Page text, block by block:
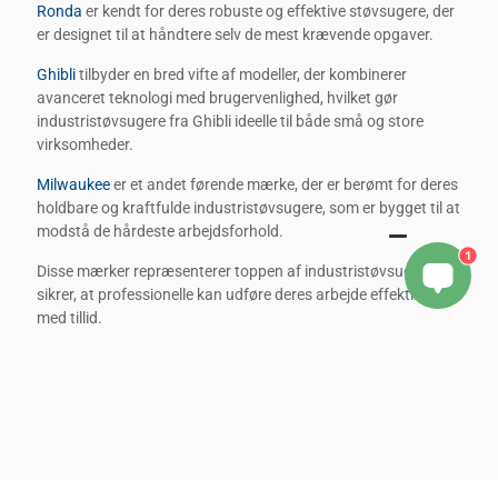
Ronda er kendt for deres robuste og effektive støvsugere, der
er designet til at håndtere selv de mest krævende opgaver.
Ghiblitilbyder en bred vifte af modeller, der kombinerer
avanceret teknologi med brugervenlighed, hvilket gør
industristøvsugere fra Ghibli ideelle til både små og store
virksomheder.
Milwaukeeer et andet førende mærke, der er berømt for deres
holdbare og kraftfulde industristøvsugere, som er bygget til at
modstå de hårdeste arbejdsforhold.
Disse mærker repræsenterer toppen af industristøvsugere og
sikrer, at professionelle kan udføre deres arbejde effektivt og
med tillid.
1